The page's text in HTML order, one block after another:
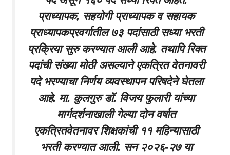
प्राध्यापक, सहयोगी प्राध्यापक व सहायक
प्राध्यापकप्रवर्गातील ७३ पदांसाठी सध्या भरती
प्रक्रिया सुरु करण्यात आली आहे. तथापि रिक्त
पदांची संख्या मोठी असल्याने एकत्रित वेतनावरी
पदे भरण्याचा निर्णय व्यवस्थापन परिषदेने घेतला
आहे. मा. कुलगुरु डॉ. विजय फुलारी यांच्या
मार्गदर्शनाखाली गेल्या दोन वर्षात
एकत्रितवेतनावर शिक्षकांची ११ महिन्यासाठी
भरती करण्यात आली. सन २०२६-२७ या